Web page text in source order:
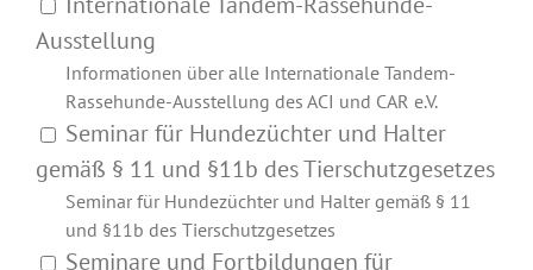
Ausstellung
Informationen über alle Internationale Tandem-
Rassehunde-Ausstellung des ACI und CAR e.V.
Seminar für Hundezüchter und Halter
gemäß § 11 und §11b des Tierschutzgesetzes
Seminar für Hundezüchter und Halter gemäß § 11
und §11b des Tierschutzgesetzes
Seminare und Fortbildungen für